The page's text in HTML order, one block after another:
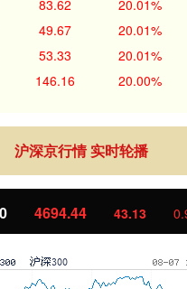
83.62 20.01%
49.67 20.01%
53.33 20.01%
146.16 20.00%
沪深京行情 实时轮播
北证50 1134.24 11.37